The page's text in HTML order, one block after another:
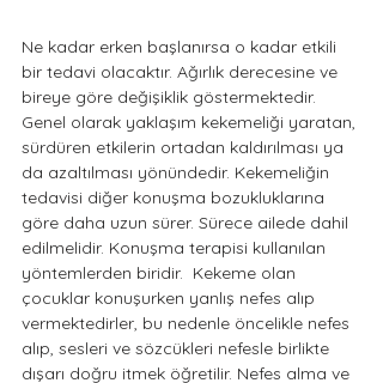
Ne kadar erken başlanırsa o kadar etkili
bir tedavi olacaktır. Ağırlık derecesine ve
bireye göre değişiklik göstermektedir.
Genel olarak yaklaşım kekemeliği yaratan,
sürdüren etkilerin ortadan kaldırılması ya
da azaltılması yönündedir. Kekemeliğin
tedavisi diğer konuşma bozukluklarına
göre daha uzun sürer. Sürece ailede dahil
edilmelidir. Konuşma terapisi kullanılan
yöntemlerden biridir.  Kekeme olan
çocuklar konuşurken yanlış nefes alıp
vermektedirler, bu nedenle öncelikle nefes
alıp, sesleri ve sözcükleri nefesle birlikte
dışarı doğru itmek öğretilir. Nefes alma ve